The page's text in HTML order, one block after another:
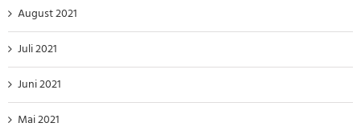
August 2021
Juli 2021
Juni 2021
Mai 2021